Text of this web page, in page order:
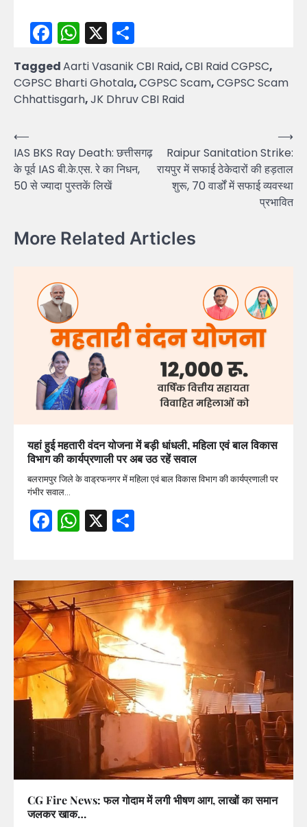
Facebook
WhatsApp
X
TaggedAarti Vasanik CBI Raid,CBI Raid CGPSC,
CGPSC Bharti Ghotala,CGPSC Scam,CGPSC Scam
Chhattisgarh,JK Dhruv CBI Raid
Post
navigation
⟵
IAS BKS Ray Death: छत्तीसगढ़
के पूर्व IAS बी.के.एस. रे का निधन,
50 से ज्यादा पुस्तकें लिखें
Raipur Sanitation Strike:
रायपुर में सफाई ठेकेदारों की हड़ताल
शुरू, 70 वार्डों में सफाई व्यवस्था
प्रभावित
⟶
More Related Articles
यहां हुई महतारी वंदन योजना में बड़ी धांधली, महिला एवं बाल विकास
विभाग की कार्यप्रणाली पर अब उठ रहें सवाल
बलरामपुर जिले के वाड्रफनगर में महिला एवं बाल विकास विभाग की कार्यप्रणाली पर
गंभीर सवाल…
Facebook
WhatsApp
X
CG Fire News: फल गोदाम में लगी भीषण आग, लाखों का समान
जलकर खाक…